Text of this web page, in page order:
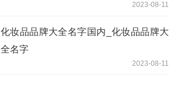
2023-08-11
化妆品品牌大全名字国内_化妆品品牌大
全名字
2023-08-11